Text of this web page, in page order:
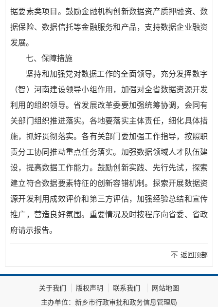
据要素类项目。鼓励金融机构创新数据资产质押融资、数
据保险、数据信托等金融服务和产品，支持数据企业融资
发展。
七、保障措施
坚持和加强党对数据工作的全面领导。充分发挥数字
（智）河南建设领导小组作用，加强对全省数据资源开发
利用的组织领导。省发展改革委要加强统筹协调，会同有
关部门组织推进落实。各地要落实主体责任，细化具体措
施，抓好贯彻落实。各有关部门要加强工作指导，按照职
责分工协同推动重点任务落实。加强数据领域人才队伍建
设，提高数据工作能力。鼓励创新实践、先行先试，探索
建立符合数据要素特征的创新容错机制。探索开展数据资
源开发利用成效评价和第三方评估，加强经验总结和宣传
推广，营造良好氛围。重要情况及时按程序向省委、省政
府请示报告。
返回顶部
关于我们 版权声明 联系我们
网站地图
主办单位：新乡市行政审批和政务信息管理局